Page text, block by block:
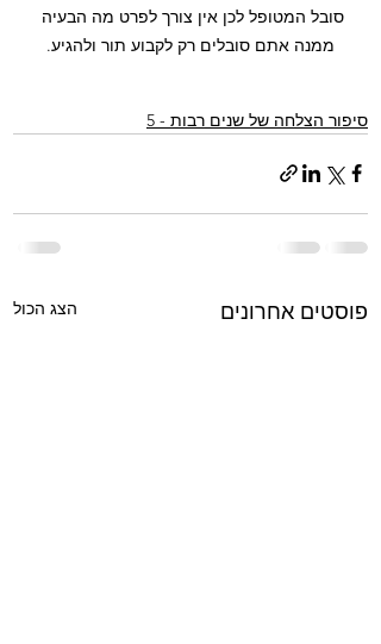
סובל המטופל לכן אין צורך לפרט מה הבעיה
ממנה אתם סובלים רק לקבוע תור ולהגיע.
סיפור הצלחה של שנים רבות - 5
פוסטים אחרונים הצג הכול